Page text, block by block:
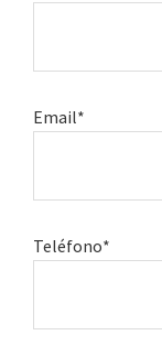
Email*
Teléfono*